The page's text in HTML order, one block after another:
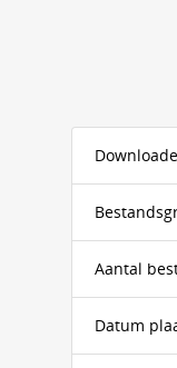
Aantal
Datum